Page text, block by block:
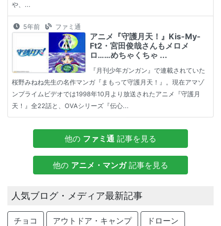
や、...
5年前 ファミ通
アニメ『守護月天！』Kis-My-
Ft2・宮田俊哉さんもメロメ
ロ……めちゃくちゃ ...
『月刊少年ガンガン』で連載されていた
桜野みねね先生の名作マンガ『まもって守護月天！』。現在アマゾ
ンプライムビデオでは1998年10月より放送されたアニメ『守護月
天！』全22話と、OVAシリーズ『伝心...
他の ファミ通 記事を見る
他の アニメ・マンガ記事を見る
人気ブログ・メディア最新記事
チョコ アウトドア・キャンプ ドローン